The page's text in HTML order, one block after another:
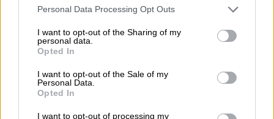
Please note that this website/app uses one or more Google
not limited to your visit or usage behaviour. You may click to
grant or deny consent to Google and its third-party tags to
use your data for below specified purposes in below Google
consent section.
Personal Data Processing Opt Outs
I want to opt-out of the Sharing of my
personal data.
Opted In
I want to opt-out of the Sale of my
Personal Data.
Opted In
I want to opt-out of processing my
χαρακτηριστικά ότι δεν τιμά πλέον τις
υπογραφές της Ρωσίας.
ΔΙΑΒΑΣΤΕ ΕΠΙΣΗΣ
Κόσμος|22.02.2022 18:26
Καταιγιστικές εξελίξεις στην